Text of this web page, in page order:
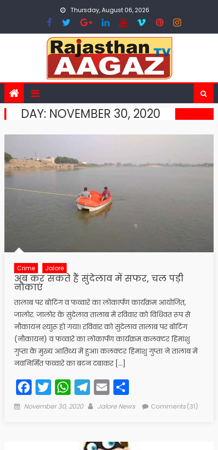
Thursday, August 06, 2026
DAY: NOVEMBER 30, 2020
Crime Jalore
अब कर सकते हैं सुंदेलाव में सफर, चल पड़ी
नौकाएं
तालाब पर बोटिंग व फव्वारे का लोकार्पण कार्यक्रम आयोजित,
जालोर. जालोर के सुंदेलाव तालाब में रविवार को विधिवत रूप से
नौकायन श्याुरू हो गया। रविवार को सुंदेलाव तालाब पर बोटिंग
(नौकायन) व फव्वारे का लोकार्पण कार्यक्रम कलक्टर हिमांशु
गुप्ता के मुख्य आतिथ्य में हुआ। कलक्टर हिमांशु गुप्ता ने तालाब में
नवनिर्मित फव्वारे का बटन दबाकर […]
Facebook
Twitter
WhatsApp
Telegram
EmailShare
Posted
November 30, 2020 Author
Jalore News Comments(31)